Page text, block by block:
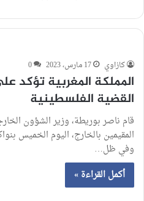
كازاوي 17 مارس، 2023 0
المملكة المغربية تؤكد
القضية الفلسطينية
قام ناصر بوريطة، وزير الشؤون
المقيمين بالخارج، اليوم الخميس
وفي ظل…
أكمل القراءة »